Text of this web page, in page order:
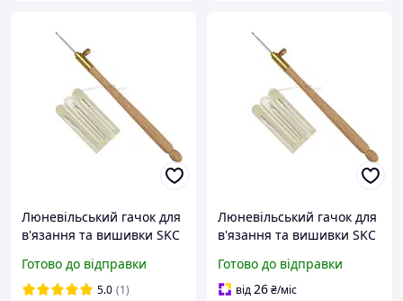
Люневільський гачок для
в'язання та вишивки SKC
змінними наконечниками
0.7 мм, 1 мм та 1.2 мм
Готово до відправки
5.0 (1)
Люневільський гачок для
в'язання та вишивки SKC
змінними наконечниками
0.7 мм, 1 мм та 1.2 мм
Готово до відправки
від26₴/міс